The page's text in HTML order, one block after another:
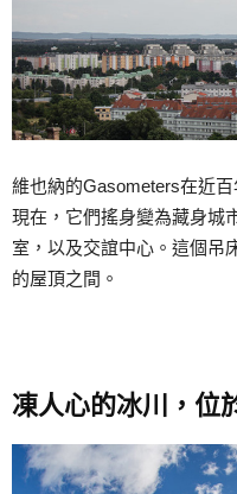
維也納的Gasometers在近
現在，它們搖身變為藏身城
室，以及交誼中心。這個吊
的屋頂之間。
凍人心的冰川，位